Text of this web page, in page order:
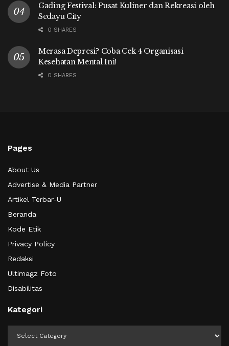
Gading Festival: Pusat Kuliner dan Rekreasi oleh
Sedayu City
0 SHARES
Merasa Depresi? Coba Cek 4 Organisasi
Kesehatan Mental Ini!
0 SHARES
Pages
About Us
Advertise & Media Partner
Artikel Terbar-U
Beranda
Kode Etik
Privacy Policy
Redaksi
Ultimagz Foto
Disabilitas
Kategori